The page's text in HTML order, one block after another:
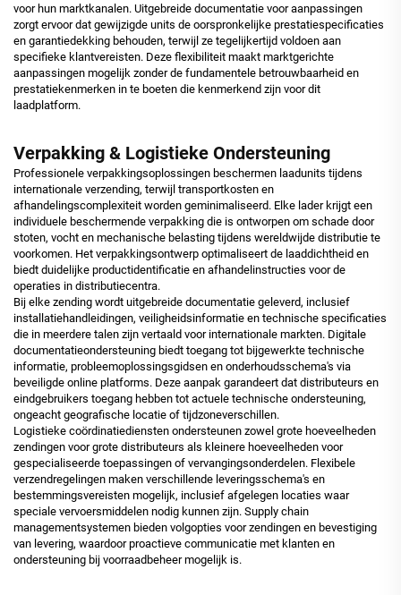
voor hun marktkanalen. Uitgebreide documentatie voor aanpassingen
zorgt ervoor dat gewijzigde units de oorspronkelijke prestatiespecificaties
en garantiedekking behouden, terwijl ze tegelijkertijd voldoen aan
specifieke klantvereisten. Deze flexibiliteit maakt marktgerichte
aanpassingen mogelijk zonder de fundamentele betrouwbaarheid en
prestatiekenmerken in te boeten die kenmerkend zijn voor dit
laadplatform.
Verpakking & Logistieke Ondersteuning
Professionele verpakkingsoplossingen beschermen laadunits tijdens
internationale verzending, terwijl transportkosten en
afhandelingscomplexiteit worden geminimaliseerd. Elke lader krijgt een
individuele beschermende verpakking die is ontworpen om schade door
stoten, vocht en mechanische belasting tijdens wereldwijde distributie te
voorkomen. Het verpakkingsontwerp optimaliseert de laaddichtheid en
biedt duidelijke productidentificatie en afhandelinstructies voor de
operaties in distributiecentra.
Bij elke zending wordt uitgebreide documentatie geleverd, inclusief
installatiehandleidingen, veiligheidsinformatie en technische specificaties
die in meerdere talen zijn vertaald voor internationale markten. Digitale
documentatieondersteuning biedt toegang tot bijgewerkte technische
informatie, probleemoplossingsgidsen en onderhoudsschema's via
beveiligde online platforms. Deze aanpak garandeert dat distributeurs en
eindgebruikers toegang hebben tot actuele technische ondersteuning,
ongeacht geografische locatie of tijdzoneverschillen.
Logistieke coördinatiediensten ondersteunen zowel grote hoeveelheden
zendingen voor grote distributeurs als kleinere hoeveelheden voor
gespecialiseerde toepassingen of vervangingsonderdelen. Flexibele
verzendregelingen maken verschillende leveringsschema's en
bestemmingsvereisten mogelijk, inclusief afgelegen locaties waar
speciale vervoersmiddelen nodig kunnen zijn. Supply chain
managementsystemen bieden volgopties voor zendingen en bevestiging
van levering, waardoor proactieve communicatie met klanten en
ondersteuning bij voorraadbeheer mogelijk is.